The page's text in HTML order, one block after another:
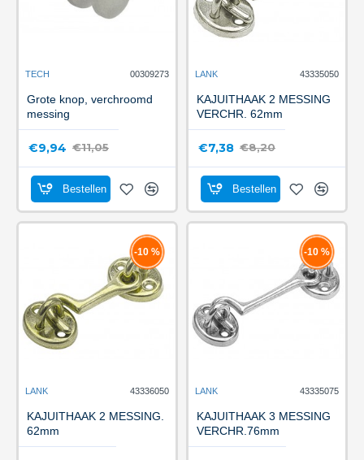
TECH 00309273
Grote knop, verchroomd
messing
€9,94 €11,05
Bestellen
LANK 43335050
KAJUITHAAK 2 MESSING
VERCHR. 62mm
€7,38 €8,20
Bestellen
-10 %
LANK 43336050
KAJUITHAAK 2 MESSING.
62mm
-10 %
LANK 43335075
KAJUITHAAK 3 MESSING
VERCHR.76mm